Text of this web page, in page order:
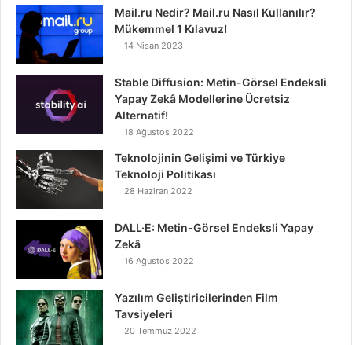
Mail.ru Nedir? Mail.ru Nasıl Kullanılır?
Mükemmel 1 Kılavuz!
14 Nisan 2023
Stable Diffusion: Metin-Görsel Endeksli
Yapay Zekâ Modellerine Ücretsiz
Alternatif!
18 Ağustos 2022
Teknolojinin Gelişimi ve Türkiye
Teknoloji Politikası
28 Haziran 2022
DALL·E: Metin-Görsel Endeksli Yapay
Zekâ
16 Ağustos 2022
Yazılım Geliştiricilerinden Film
Tavsiyeleri
20 Temmuz 2022